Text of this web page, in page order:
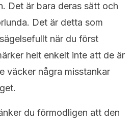
Det är bara deras sätt och
Det är detta som
när du först
helt enkelt inte att de är
väcker några misstankar
du förmodligen att den